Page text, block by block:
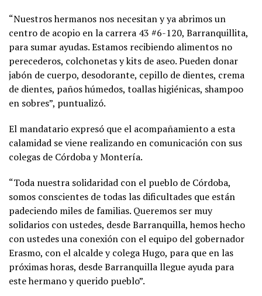
“Nuestros hermanos nos necesitan y ya abrimos un
centro de acopio en la carrera 43 #6-120, Barranquillita,
para sumar ayudas. Estamos recibiendo alimentos no
perecederos, colchonetas y kits de aseo. Pueden donar
jabón de cuerpo, desodorante, cepillo de dientes, crema
de dientes, paños húmedos, toallas higiénicas, shampoo
en sobres”, puntualizó.
El mandatario expresó que el acompañamiento a esta
calamidad se viene realizando en comunicación con sus
colegas de Córdoba y Montería.
“Toda nuestra solidaridad con el pueblo de Córdoba,
somos conscientes de todas las dificultades que están
padeciendo miles de familias. Queremos ser muy
solidarios con ustedes, desde Barranquilla, hemos hecho
con ustedes una conexión con el equipo del gobernador
Erasmo, con el alcalde y colega Hugo, para que en las
próximas horas, desde Barranquilla llegue ayuda para
este hermano y querido pueblo”.